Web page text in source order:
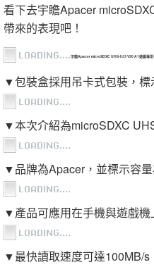
看下去宇瞻Apacer
帶來的表現吧！
宇瞻Apacer microSDXC UHS-I U3 V30 A1遊戲專用
▼包裝盒採用吊卡式包裝，標
▼本次介紹為microSDXC
▼品牌為Apacer，並標示容
▼產品可應用在手機與遊戲機
▼最快讀取速度可達100MB/s